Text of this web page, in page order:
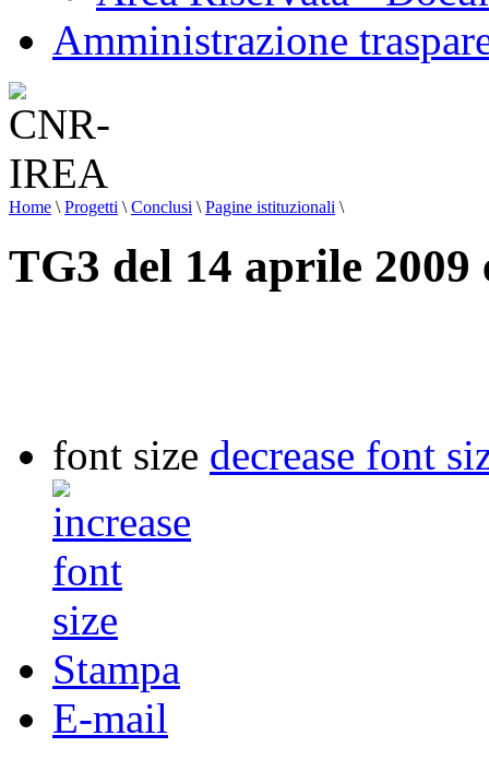
Amministrazione
Home \ Progetti \ Conclusi \ Pagine istituzionali \
TG3 del 14 aprile 2009
font size decrease font
Stampa
E-mail